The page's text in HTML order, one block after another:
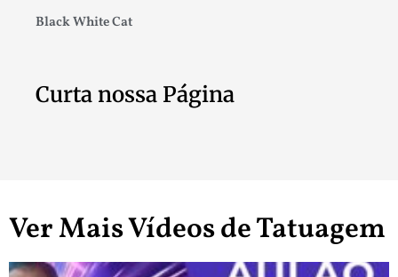
Black White Cat
Curta nossa Página
Ver Mais Vídeos de Tatuagem